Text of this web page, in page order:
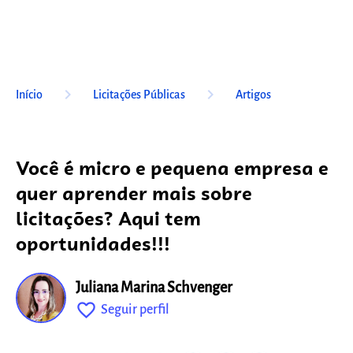
Início keyboard_arrow_right Licitações Públicas keyboard_arrow_right Artigos
Você é micro e pequena empresa e
quer aprender mais sobre
licitações? Aqui tem
oportunidades!!!
Juliana Marina Schvenger
favorite_outline Seguir perfil